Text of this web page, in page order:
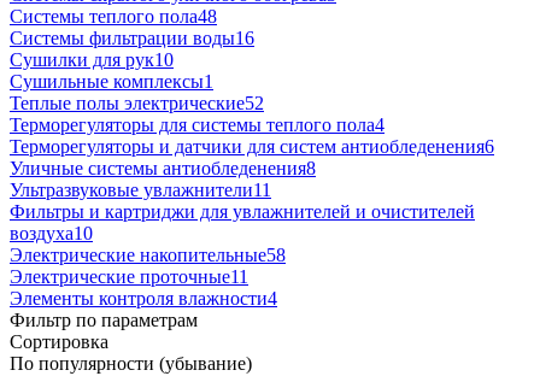
Системы теплого пола48
Системы фильтрации воды16
Сушилки для рук10
Сушильные комплексы1
Теплые полы электрические52
Терморегуляторы для системы теплого пола4
Терморегуляторы и датчики для систем антиобледенения6
Уличные системы антиобледенения8
Ультразвуковые увлажнители11
Фильтры и картриджи для увлажнителей и очистителей
воздуха10
Электрические накопительные58
Электрические проточные11
Элементы контроля влажности4
Фильтр по параметрам
Сортировка
По популярности (убывание)